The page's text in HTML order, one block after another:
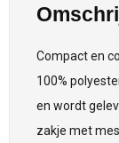
Compact en
100%
en wordt
zakje met